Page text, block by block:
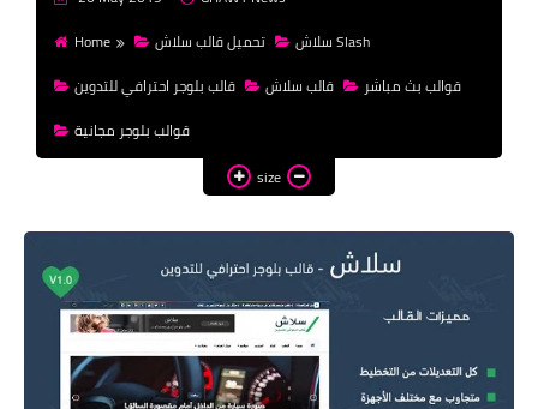
WordPress
templates HTML
templates Blogger
css
Home
تحميل قالب سلاش
سلاش Slash
قالب بلوجر احترافي للتدوين
قالب سلاش
قوالب بث مباشر
قوالب بلوجر مجانية
size